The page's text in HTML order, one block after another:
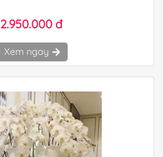
2.950.000 đ
Xem ngay